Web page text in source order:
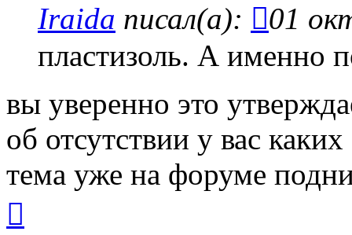
Iraida писал(а):
01
пластизоль. А именно
вы уверенно это
об отсутствии у вас
тема уже на форуме
началу